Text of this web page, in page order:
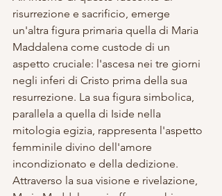
risurrezione e sacrificio, emerge
un'altra figura primaria quella di Maria
Maddalena come custode di un
aspetto cruciale: l'ascesa nei tre giorni
negli inferi di Cristo prima della sua
resurrezione. La sua figura simbolica,
parallela a quella di Iside nella
mitologia egizia, rappresenta l'aspetto
femminile divino dell'amore
incondizionato e della dedizione.
Attraverso la sua visione e rivelazione,